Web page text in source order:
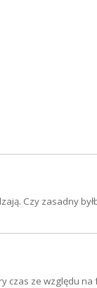
Czy zasadny
czas ze względu na